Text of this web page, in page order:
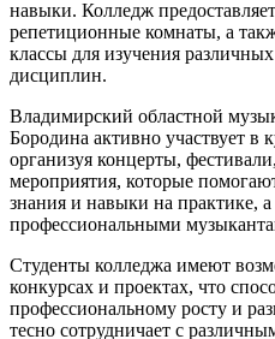
навыки. Колледж
репетиционные комнаты, а
классы для изучения
дисциплин.
Владимирский областной
Бородина активно участвует в
организуя концерты,
мероприятия, которые
знания и навыки на практике,
профессиональными
Студенты колледжа имеют
конкурсах и проектах, что
профессиональному росту и
тесно сотрудничает с